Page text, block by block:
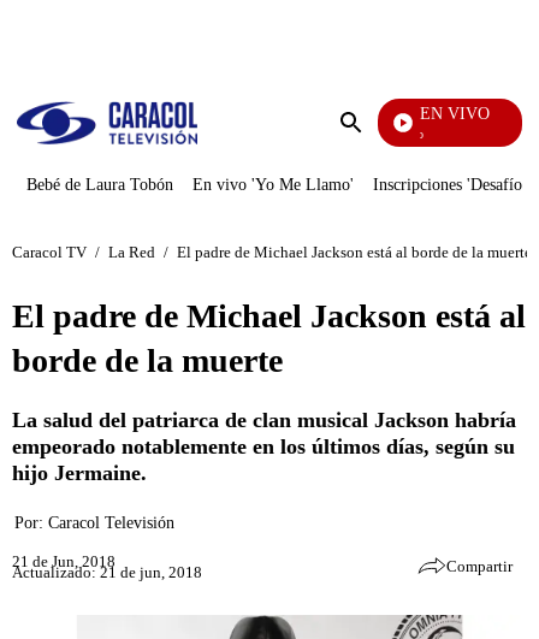
Enviar
EN VIVO
Bebé de Laura Tobón En vivo 'Yo Me Llamo' Inscripciones 'Desafío'
Caracol TV / La Red / El padre de Michael Jackson está al borde de la muerte
El padre de Michael Jackson está al
borde de la muerte
La salud del patriarca de clan musical Jackson habría
empeorado notablemente en los últimos días, según su
hijo Jermaine.
Por: Caracol Televisión
21 de Jun, 2018
Actualizado: 21 de jun, 2018 Compartir